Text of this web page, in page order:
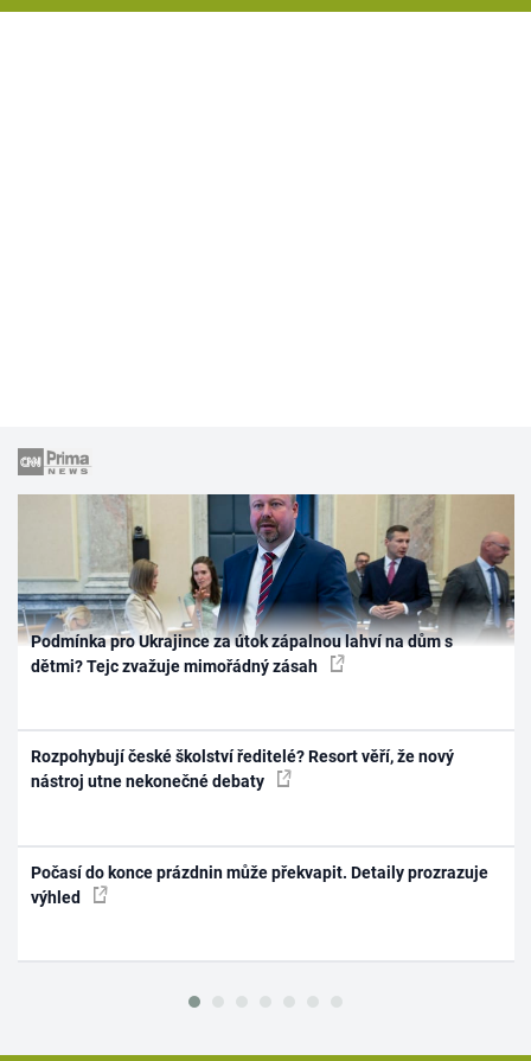
Podmínka pro Ukrajince za útok zápalnou lahví na dům s
dětmi? Tejc zvažuje mimořádný zásah
Rozpohybují české školství ředitelé? Resort věří, že nový
nástroj utne nekonečné debaty
Počasí do konce prázdnin může překvapit. Detaily prozrazuje
výhled